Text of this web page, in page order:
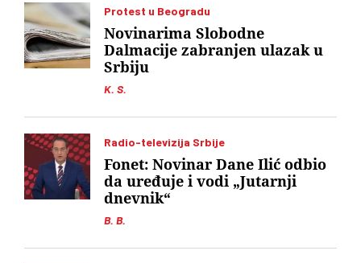
Protest u Beogradu
K. S.
Novinarima Slobodne
Dalmacije zabranjen ulazak u
Srbiju
Radio-televizija Srbije
B. B.
Fonet: Novinar Dane Ilić odbio
da uređuje i vodi „Jutarnji
dnevnik“